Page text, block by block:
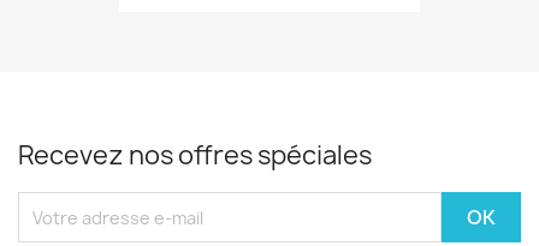
Recevez nos offres spéciales